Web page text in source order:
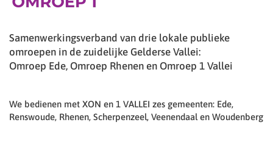
Samenwerkingsverband van drie lokale publieke
omroepen in de zuidelijke Gelderse Vallei:
Omroep Ede, Omroep Rhenen en Omroep 1 Vallei
We bedienen met XON en 1 VALLEI zes gemeenten: Ede,
Renswoude, Rhenen, Scherpenzeel, Veenendaal en Woudenberg